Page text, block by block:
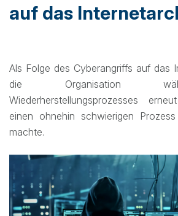
auf das
Als Folge des Cyberangriffs auf das
die Organisation
Wiederherstellungsprozesses
einen ohnehin schwierigen
machte.